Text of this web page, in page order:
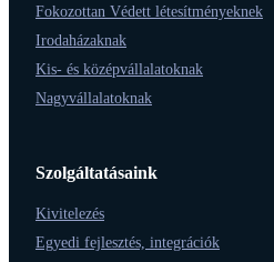
Fokozottan Védett létesítményeknek
Irodaházaknak
Kis- és középvállalatoknak
Nagyvállalatoknak
Szolgáltatásaink
Kivitelezés
Egyedi fejlesztés, integrációk